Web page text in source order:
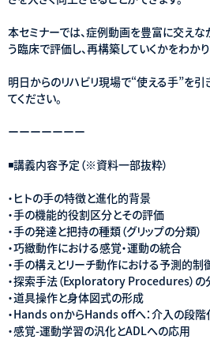
本セミナーでは、症例動画を豊富に交えな
う臨床で評価し、再構築していくかをわかり
明日からのリハビリ現場で“使える手”を引
てください。
ーーーーーーー
◾️講義内容予定（※資料一部抜粋）
・ヒトの手の特徴と進化的背景
・手の機能的役割区分とその評価
・手の発達と把持の種類（グリップの分類）
・巧緻動作における感覚・運動の統合
・手の構えとリーチ動作における予測的制
・探索手法（Exploratory Procedures）の
・道具操作と身体図式の形成
・Hands onからHands offへ：介入の段階
・感覚-運動学習の汎化とADLへの応用